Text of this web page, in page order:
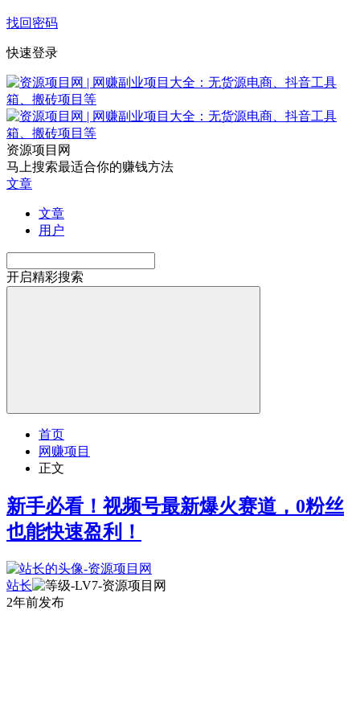
找回密码
快速登录
资源项目网
马上搜索最适合你的赚钱方法
文章
文章
用户
开启精彩搜索
首页
网赚项目
正文
新手必看！视频号最新爆火赛道，0粉丝
也能快速盈利！
站长
2年前发布